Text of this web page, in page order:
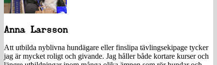
Anna Larsson
Att utbilda nyblivna hundägare eller finslipa tävlingsekipage tycker
jag är mycket roligt och givande. Jag håller både kortare kurser och